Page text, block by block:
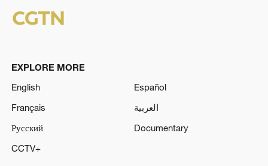
EXPLORE MORE
English
Español
Français
العربية
Русский
Documentary
CCTV+